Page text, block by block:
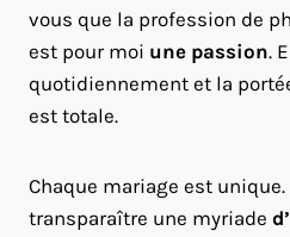
vous que la profession de
est pour moi une passion.
quotidiennement et la
est totale.
Chaque mariage est
transparaître une myriade